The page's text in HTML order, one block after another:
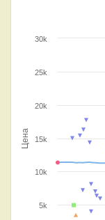
Цена
5k
10k
15k
20k
25k
30k